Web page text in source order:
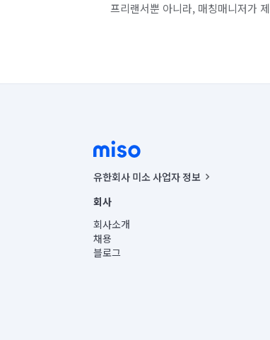
프리랜서뿐 아니라, 매칭매니저가
유한회사 미소 사업자 정보
사업자등록번호 : 291-87-00271 | 인허가번
통신판매신고번호 : 2024-서울종로-1400(공정
대표이사 : CHING VICTOR COLUMBIA RHEE
주소 | 본사: 서울특별시 종로구 율곡로 6(중학
컨택센터 : 서울특별시 종로구 수송동 율곡로
회사
회사소개
채용
블로그